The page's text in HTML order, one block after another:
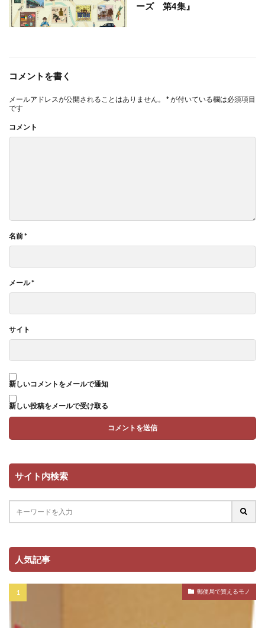
ーズ 第4集』
コメントを書く
メールアドレスが公開されることはありません。 *が付いている欄は必須項目
です
コメント
名前*
メール*
サイト
新しいコメントをメールで通知
新しい投稿をメールで受け取る
サイト内検索
人気記事
郵便局で買えるモノ